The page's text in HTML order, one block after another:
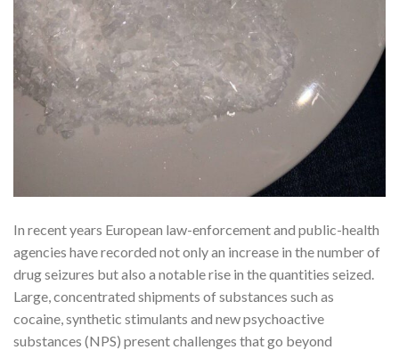
In recent years European law-enforcement and public-health
agencies have recorded not only an increase in the number of
drug seizures but also a notable rise in the quantities seized.
Large, concentrated shipments of substances such as
cocaine, synthetic stimulants and new psychoactive
substances (NPS) present challenges that go beyond